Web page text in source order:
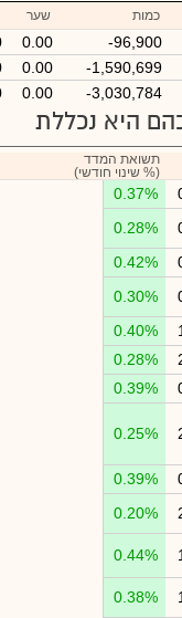
כמות שער
-96,900
0.00
-1,590,699
0.00
-3,030,784
0.00
היא נכללת
תשואת המדד
(% שינוי חודשי)
0.37%
0.28%
0.42%
0.30%
0.40%
0.28%
0.39%
0.25%
0.39%
0.20%
0.44%
0.38%